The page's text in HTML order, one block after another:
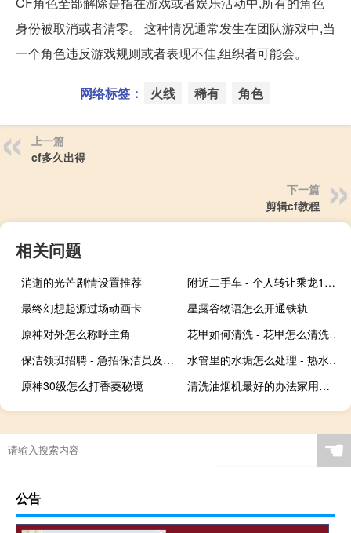
身份被取消或者清零。 这种情况通常发生在团队游戏中,当
一个角色违反游戏规则或者表现不佳,组织者可能会。
网络标签： 火线 稀有 角色
上一篇
cf多久出得
下一篇
剪辑cf教程
相关问题
消逝的光芒剧情设置推荐
附近二手车 - 个人转让乘龙180马力自卸车
最终幻想起源过场动画卡
星露谷物语怎么开通铁轨
原神对外怎么称呼主角
花甲如何清洗 - 花甲怎么清洗最干净
保洁领班招聘 - 急招保洁员及保洁领班
水管里的水垢怎么处理 - 热水管道水垢怎样清除
原神30级怎么打香菱秘境
清洗油烟机最好的办法家用的 - 家用油烟机内部怎么清洗
☚
公告